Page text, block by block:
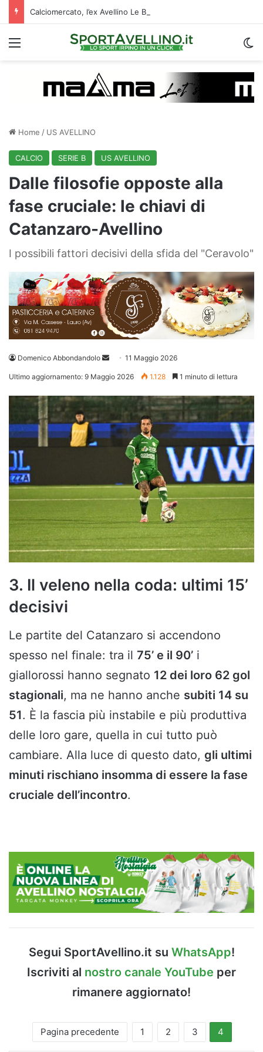
Menu
Home / US AVELLINO
CALCIO SERIE B US AVELLINO
Dalle filosofie opposte alla
fase cruciale: le chiavi di
Catanzaro-Avellino
I possibili fattori decisivi della sfida del "Ceravolo"
Domenico Abbondandolo
Invia 11 Maggio 2026
Ultimo aggiornamento: 9 Maggio 2026 1.128 1 minuto di lettura
3. Il veleno nella coda: ultimi 15’
decisivi
Le partite del Catanzaro si accendono
spesso nel finale: tra il 75’ e il 90’ i
giallorossi hanno segnato 12 dei loro 62 gol
stagionali, ma ne hanno anche subiti 14 su
51. È la fascia più instabile e più produttiva
delle loro gare, quella in cui tutto può
cambiare. Alla luce di questo dato, gli ultimi
minuti rischiano insomma di essere la fase
cruciale dell’incontro.
Segui SportAvellino.it su WhatsApp!
Iscriviti al nostro canale YouTube per
rimanere aggiornato!
Pagina precedente 1 2 3 4